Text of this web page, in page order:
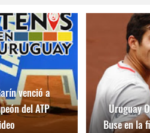
venció a
del ATP
Uruguay
Buse en la